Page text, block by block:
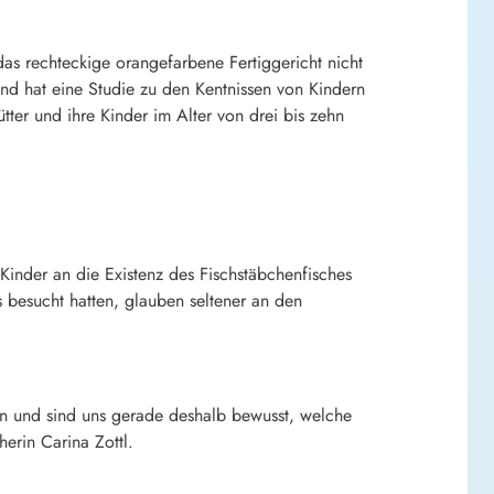
rechteckige orangefarbene Fertiggericht nicht
hat eine Studie zu den Kentnissen von Kindern
und ihre Kinder im Alter von drei bis zehn
an die Existenz des Fischstäbchenfisches
hatten, glauben seltener an den
und sind uns gerade deshalb bewusst, welche
Carina Zottl.